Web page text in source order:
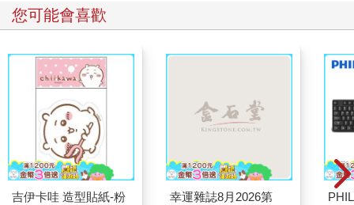
您可能會喜歡
吉伊卡哇 造型貼紙-粉
幸運雜誌8月2026第